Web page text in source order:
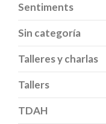
Sentiments
Sin categoría
Talleres y charlas
Tallers
TDAH